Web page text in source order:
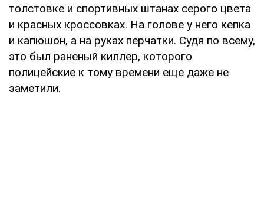
толстовке и спортивных штанах серого цвета
и красных кроссовках. На голове у него кепка
и капюшон, а на руках перчатки. Судя по всему,
это был раненый киллер, которого
полицейские к тому времени еще даже не
заметили.